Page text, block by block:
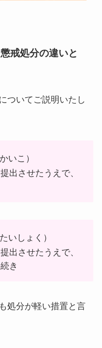
戒処分の違いと
ついてご説明いたし
いこ）
出させたうえで、
いしょく）
出させたうえで、
き
処分が軽い措置と言